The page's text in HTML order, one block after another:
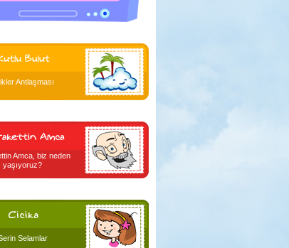
Antlaşması
Amca, biz neden
yaşıyoruz?
Selamlar